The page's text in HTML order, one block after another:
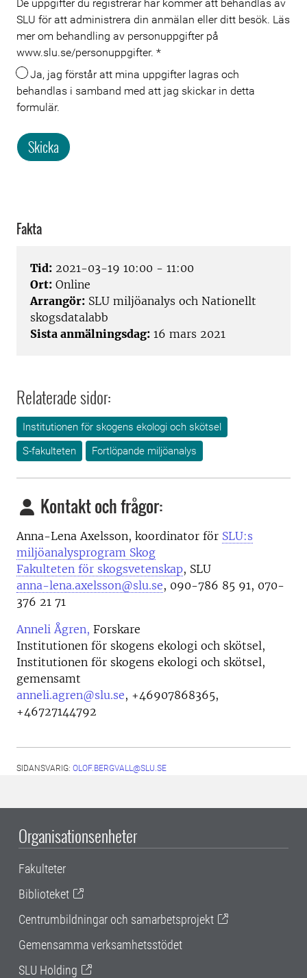
De uppgifter du registrerar här kommer att behandlas av
SLU för att administrera din anmälan eller ditt besök. Läs
mer om behandling av personuppgifter på
www.slu.se/personuppgifter. *
Ja, jag förstår att mina uppgifter lagras och
behandlas i samband med att jag skickar in detta
formulär.
Skicka
Fakta
Tid: 2021-03-19 10:00 - 11:00
Ort: Online
Arrangör: SLU miljöanalys och Nationellt
skogsdatalabb
Sista anmälningsdag: 16 mars 2021
Relaterade sidor:
Institutionen för skogens ekologi och skötsel
S-fakulteten
Fortlöpande miljöanalys
Kontakt och frågor:
Anna-Lena Axelsson, koordinator för SLU:s
miljöanalysprogram Skog
Fakulteten för skogsvetenskap, SLU
anna-lena.axelsson@slu.se, 090-786 85 91, 070-
376 21 71
Anneli Ågren, Forskare
Institutionen för skogens ekologi och skötsel,
Institutionen för skogens ekologi och skötsel,
gemensamt
anneli.agren@slu.se, +46907868365,
+46727144792
SIDANSVARIG: OLOF.BERGVALL@SLU.SE
Organisationsenheter
Fakulteter
Biblioteket
Centrumbildningar och samarbetsprojekt
Gemensamma verksamhetsstödet
SLU Holding